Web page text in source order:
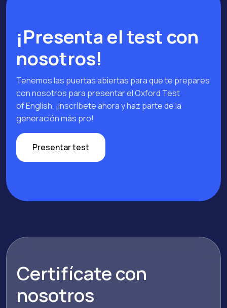
¡Presenta el test con
nosotros!
Tenemos las puertas abiertas para que te prepares
con nosotros para presentar el Oxford Test
of English, ¡Inscríbete ahora y haz parte de la
generación más pro!
Presentar test
Certifícate con
nosotros